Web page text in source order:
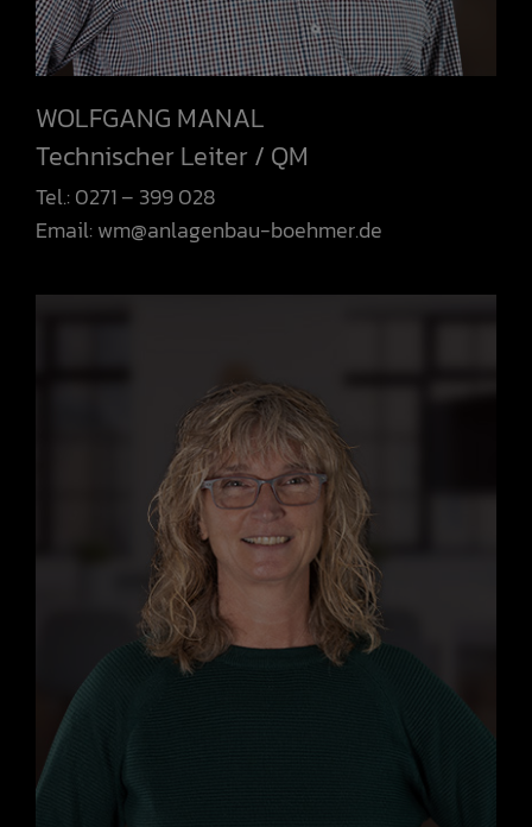
WOLFGANG MANAL
Technischer Leiter / QM
Tel.: 0271 – 399 028
Email:wm@anlagenbau-boehmer.de